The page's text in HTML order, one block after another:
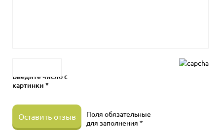
Введите число с
картинки *
Оставить отзыв
Поля обязательные
для заполнения *